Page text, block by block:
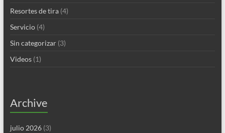
Resortes de tira(4)
Servicio(4)
Sin categorizar(3)
Videos(1)
Archive
julio 2026(3)